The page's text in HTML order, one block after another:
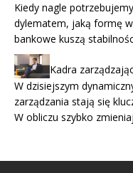
Kiedy nagle
dylematem, jaką formę
bankowe kuszą
Kadra
W dzisiejszym
zarządzania stają się
W obliczu szybko